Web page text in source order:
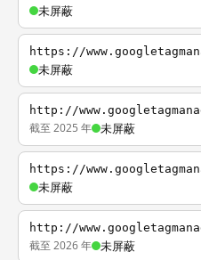
未屏蔽
https://
未屏蔽
http://
截至 2025 年 未屏蔽
https://
未屏蔽
http://
截至 2026 年 未屏蔽